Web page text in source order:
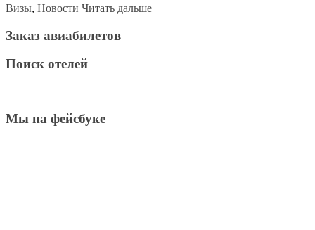
Визы, Новости Читать дальше
Заказ авиабилетов
Поиск отелей
Мы на фейсбуке